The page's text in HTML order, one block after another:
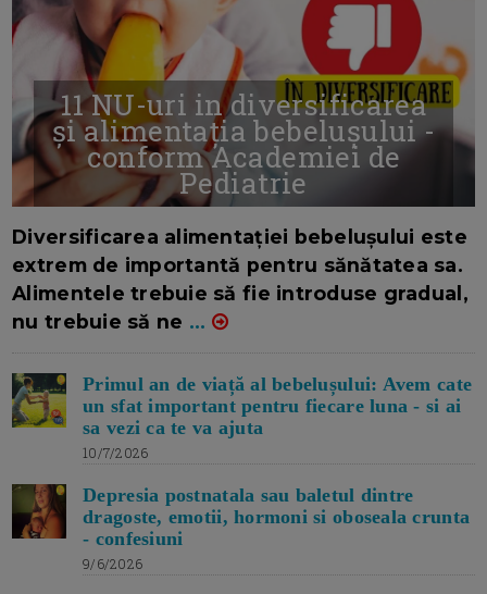
11 NU-uri in diversificarea
și alimentația bebelușului -
conform Academiei de
Pediatrie
Diversificarea alimentației bebelușului este
extrem de importantă pentru sănătatea sa.
Alimentele trebuie să fie introduse gradual,
nu trebuie să ne ...
Primul an de viață al bebelușului: Avem cate
un sfat important pentru fiecare luna - si ai
sa vezi ca te va ajuta
10/7/2026
Depresia postnatala sau baletul dintre
dragoste, emotii, hormoni si oboseala crunta
- confesiuni
9/6/2026